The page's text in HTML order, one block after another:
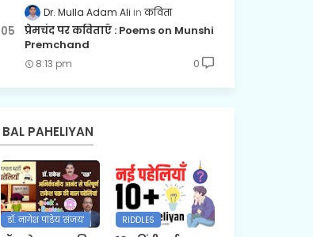
Dr. Mulla Adam Ali कविता
प्रेमचंद पर कविताएँ : Poems on Munshi
Premchand
8:13 pm 0
BAL PAHELIYAN
डॉ. नागेश पांडेय 'संजय' RIDDLES